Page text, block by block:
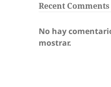
Recent Comments
No hay
mostrar.